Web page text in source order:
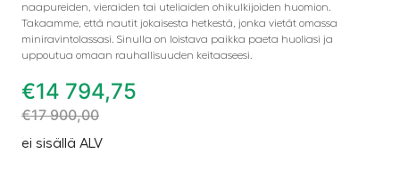
naapureiden, vieraiden tai uteliaiden ohikulkijoiden huomion.
Takaamme, että nautit jokaisesta hetkestä, jonka vietät omassa
miniravintolassasi. Sinulla on loistava paikka paeta huoliasi ja
uppoutua omaan rauhallisuuden keitaaseesi.
€14 794,75
€17 900,00
ei sisällä ALV